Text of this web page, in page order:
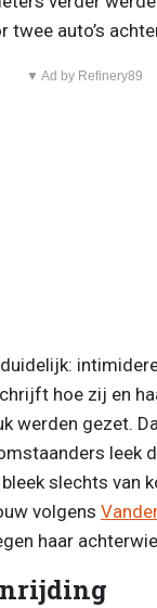
twee auto’s
▼ Ad by Refinery89
hoe zij en
werden gezet.
leek
slechts van
volgens
haar